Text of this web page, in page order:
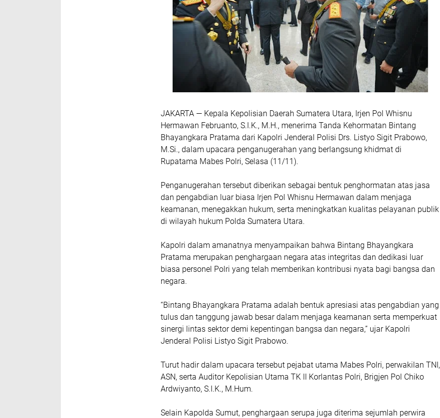
JAKARTA — Kepala Kepolisian Daerah Sumatera Utara, Irjen Pol Whisnu
Hermawan Februanto, S.I.K., M.H., menerima Tanda Kehormatan Bintang
Bhayangkara Pratama dari Kapolri Jenderal Polisi Drs. Listyo Sigit Prabowo,
M.Si., dalam upacara penganugerahan yang berlangsung khidmat di
Rupatama Mabes Polri, Selasa (11/11).
Penganugerahan tersebut diberikan sebagai bentuk penghormatan atas jasa
dan pengabdian luar biasa Irjen Pol Whisnu Hermawan dalam menjaga
keamanan, menegakkan hukum, serta meningkatkan kualitas pelayanan publik
di wilayah hukum Polda Sumatera Utara.
Kapolri dalam amanatnya menyampaikan bahwa Bintang Bhayangkara
Pratama merupakan penghargaan negara atas integritas dan dedikasi luar
biasa personel Polri yang telah memberikan kontribusi nyata bagi bangsa dan
negara.
“Bintang Bhayangkara Pratama adalah bentuk apresiasi atas pengabdian yang
tulus dan tanggung jawab besar dalam menjaga keamanan serta memperkuat
sinergi lintas sektor demi kepentingan bangsa dan negara,” ujar Kapolri
Jenderal Polisi Listyo Sigit Prabowo.
Turut hadir dalam upacara tersebut pejabat utama Mabes Polri, perwakilan TNI,
ASN, serta Auditor Kepolisian Utama TK II Korlantas Polri, Brigjen Pol Chiko
Ardwiyanto, S.I.K., M.Hum.
Selain Kapolda Sumut, penghargaan serupa juga diterima sejumlah perwira